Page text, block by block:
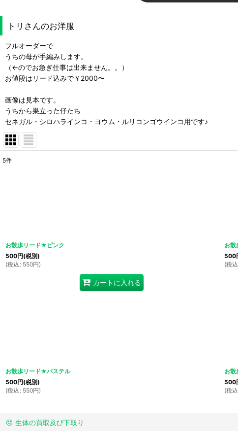
トリさんのお洋服
フルオーダーで
うちの母が手編みします。
（←のでお急ぎ仕事は出来ません。。）
お値段はリード込みで￥2000〜
画像は見本です。
うちから巣立った仔たち
セネガル・シロハラインコ・ヨウム・ルリコンゴウインコ用です♪
5件
お散歩リード★ピンク
500円(税別)
(税込 : 550円)
カートに入れる
お
500
(税込
お散歩リード★パステル
500円(税別)
(税込 : 550円)
お
500
(税込
生体の買取及び下取り